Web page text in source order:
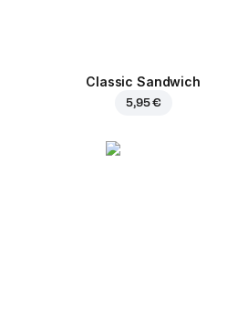
Classic Sandwich
5,95 €